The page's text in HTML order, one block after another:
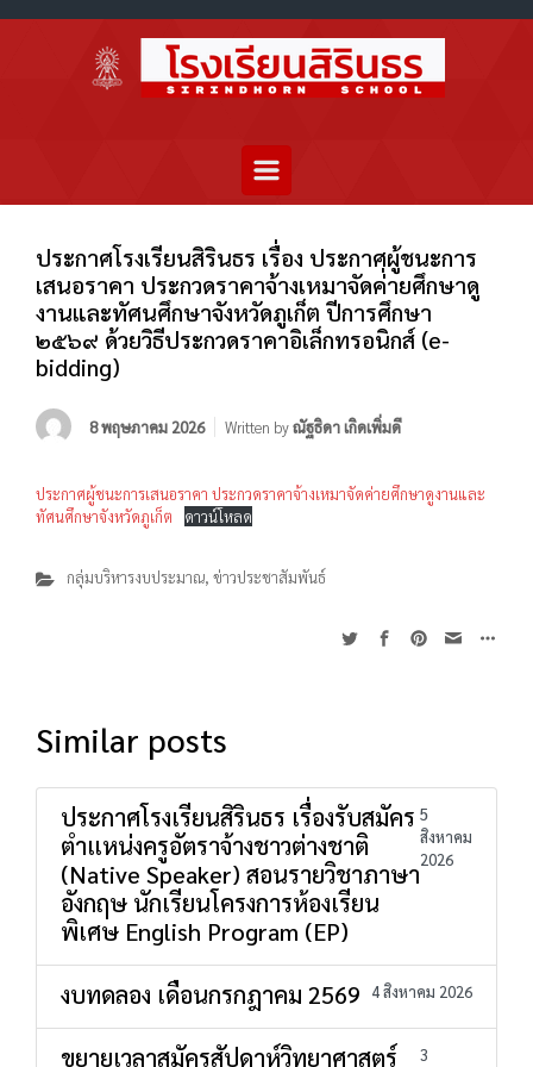
ประกาศโรงเรียนสิรินธร เรื่อง ประกาศผู้ชนะการ
เสนอราคา ประกวดราคาจ้างเหมาจัดค่่ายศึกษาดู
งานและทัศนศึกษาจังหวัดภูเก็ต ปีการศึกษา
๒๕๖๙ ด้วยวิธีประกวดราคาอิเล็กทรอนิกส์ (e-
bidding)
8 พฤษภาคม 2026 Written byณัฐธิดา เกิดเพิ่มดี
ประกาศผู้ชนะการเสนอราคา ประกวดราคาจ้างเหมาจัดค่ายศึกษาดูงานและ
ทัศนศึกษาจังหวัดภูเก็ต
ดาวน์โหลด
กลุ่มบริหารงบประมาณ, ข่าวประชาสัมพันธ์
Similar posts
ประกาศโรงเรียนสิรินธร เรื่องรับสมัคร
ตำแหน่งครูอัตราจ้างชาวต่างชาติ
(Native Speaker) สอนรายวิชาภาษา
อังกฤษ นักเรียนโครงการห้องเรียน
พิเศษ English Program (EP)
5
สิงหาคม
2026
งบทดลอง เดือนกรกฎาคม 2569 4 สิงหาคม 2026
ขยายเวลาสมัครสัปดาห์วิทยาศาสตร์
3